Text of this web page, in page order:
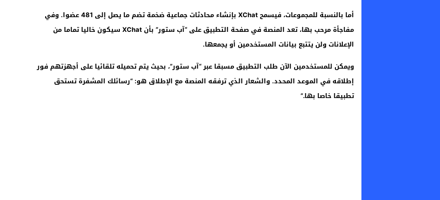
أما بالنسبة للمجموعات، فيسمح XChat بإنشاء محادثات جماعية ضخمة تضم ما يصل إلى 481 عضوا. وفي
مفاجأة مرحب بها، تعد المنصة في صفحة التطبيق على “آب ستور” بأن XChat سيكون خاليا تماما من
الإعلانات ولن يتتبع بيانات المستخدمين أو يجمعها.
ويمكن للمستخدمين الآن طلب التطبيق مسبقا عبر “آب ستور”، بحيث يتم تحميله تلقائيا على أجهزتهم فور
إطلاقه في الموعد المحدد. والشعار الذي ترفقه المنصة مع الإطلاق هو: “رسائلك المشفرة تستحق
تطبيقا خاصا بها.”